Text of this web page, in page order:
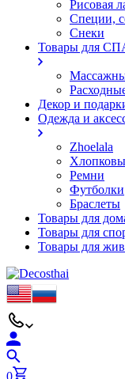
Рисовая
Специи,
Снеки
Товары для
Декор и
Одежда и
Zhoelala
Ремни
Футболки
Браслеты
Товары для
Товары для
Товары для
0